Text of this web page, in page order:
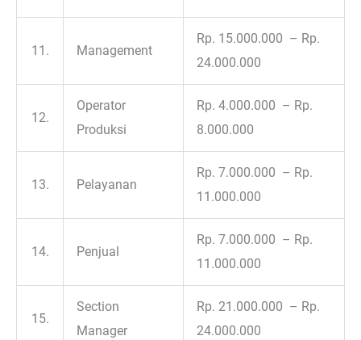
11. Management
Rp. 15.000.000 – Rp.
24.000.000
12.
Operator
Produksi
Rp. 4.000.000 – Rp.
8.000.000
13. Pelayanan
Rp. 7.000.000 – Rp.
11.000.000
14. Penjual
Rp. 7.000.000 – Rp.
11.000.000
15.
Section
Manager
Rp. 21.000.000 – Rp.
24.000.000